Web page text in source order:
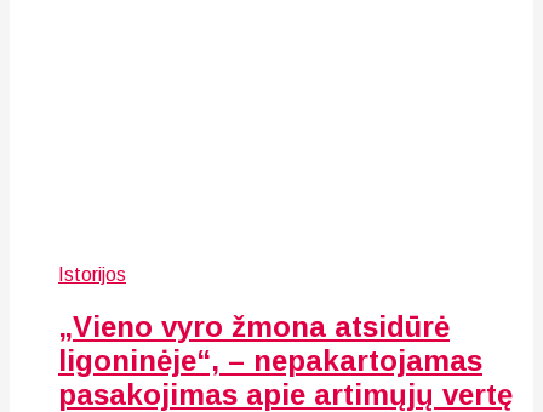
Istorijos
„Vieno vyro žmona atsidūrė
ligoninėje“, – nepakartojamas
pasakojimas apie artimųjų vertę